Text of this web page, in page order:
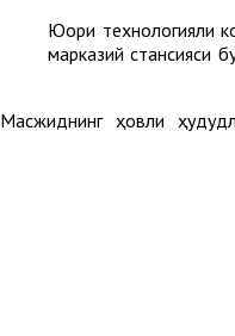
Юқори технологияли
марказий стансияси
Масжиднинг ҳовли